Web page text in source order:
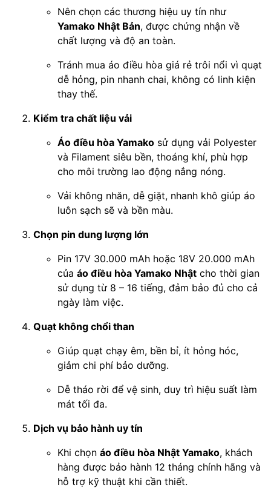
Nên chọn các thương hiệu uy tín như
Yamako Nhật Bản, được chứng nhận về
chất lượng và độ an toàn.
Tránh mua áo điều hòa giá rẻ trôi nổi vì quạt
dễ hỏng, pin nhanh chai, không có linh kiện
thay thế.
Kiểm tra chất liệu vải
Áo điều hòa Yamako sử dụng vải Polyester
và Filament siêu bền, thoáng khí, phù hợp
cho môi trường lao động nắng nóng.
Vải không nhăn, dễ giặt, nhanh khô giúp áo
luôn sạch sẽ và bền màu.
Chọn pin dung lượng lớn
Pin 17V 30.000 mAh hoặc 18V 20.000 mAh
của áo điều hòa Yamako Nhật cho thời gian
sử dụng từ 8 – 16 tiếng, đảm bảo đủ cho cả
ngày làm việc.
Quạt không chổi than
Giúp quạt chạy êm, bền bỉ, ít hỏng hóc,
giảm chi phí bảo dưỡng.
Dễ tháo rời để vệ sinh, duy trì hiệu suất làm
mát tối đa.
Dịch vụ bảo hành uy tín
Khi chọn áo điều hòa Nhật Yamako, khách
hàng được bảo hành 12 tháng chính hãng và
hỗ trợ kỹ thuật khi cần thiết.